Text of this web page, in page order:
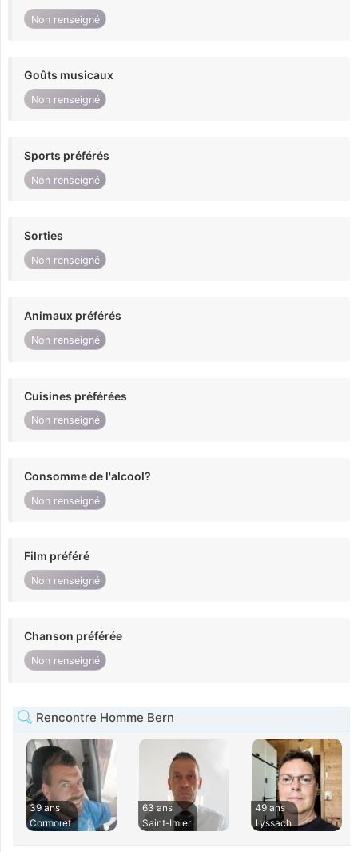
Non renseigné
Goûts musicaux
Non renseigné
Sports préférés
Non renseigné
Sorties
Non renseigné
Animaux préférés
Non renseigné
Cuisines préférées
Non renseigné
Consomme de l'alcool?
Non renseigné
Film préféré
Non renseigné
Chanson préférée
Non renseigné
Rencontre Homme Bern
39 ans
Cormoret
63 ans
Saint-Imier
49 ans
Lyssach